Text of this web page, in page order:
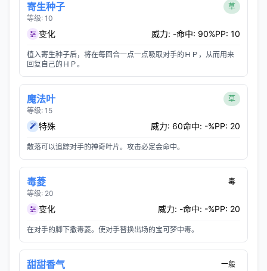
寄生种子
等级: 10
草
变化 威力: -命中: 90%PP: 10
植入寄生种子后，将在每回合一点一点吸取对手的ＨＰ，从而用来
回复自己的ＨＰ。
魔法叶
等级: 15
草
特殊 威力: 60命中: -%PP: 20
散落可以追踪对手的神奇叶片。攻击必定会命中。
毒菱
等级: 20
毒
变化 威力: -命中: -%PP: 20
在对手的脚下撒毒菱。使对手替换出场的宝可梦中毒。
甜甜香气 一般